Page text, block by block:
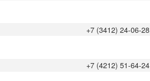
+7 (3412) 24-06-28
+7 (4212) 51-64-24